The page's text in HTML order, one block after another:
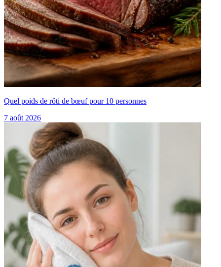
Quel poids de rôti de bœuf pour 10 personnes
7 août 2026